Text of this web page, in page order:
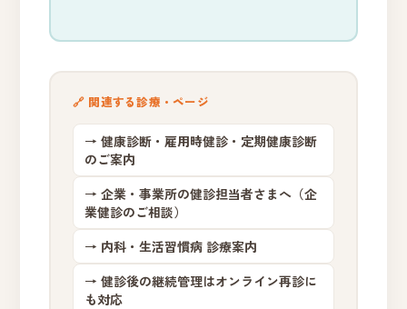
🔗 関連する診療・ページ
→ 健康診断・雇用時健診・定期健康診断
のご案内
→ 企業・事業所の健診担当者さまへ（企
業健診のご相談）
→ 内科・生活習慣病 診療案内
→ 健診後の継続管理はオンライン再診に
も対応